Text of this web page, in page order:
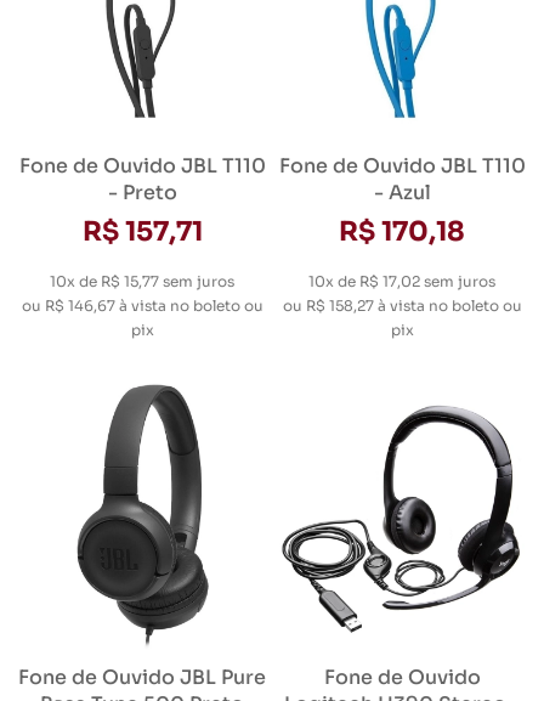
Fone de Ouvido JBL T110
- Preto
R$ 157,71
10x de R$ 15,77 sem juros
ou R$ 146,67à vista no boleto ou
pix
Fone de Ouvido JBL T110
- Azul
R$ 170,18
10x de R$ 17,02 sem juros
ou R$ 158,27à vista no boleto ou
pix
Fone de Ouvido JBL Pure
Fone de Ouvido